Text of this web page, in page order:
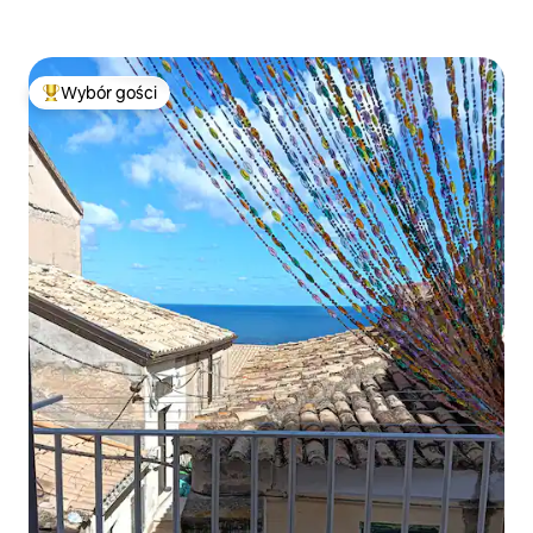
Najpopularniejsze z kategorii Wybór gości
Wybór gości